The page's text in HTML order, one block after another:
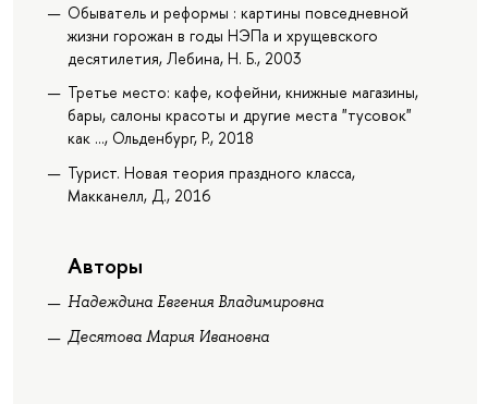
Обыватель и реформы : картины повседневной
жизни горожан в годы НЭПа и хрущевского
десятилетия, Лебина, Н. Б., 2003
Третье место: кафе, кофейни, книжные магазины,
бары, салоны красоты и другие места "тусовок"
как ..., Ольденбург, Р., 2018
Турист. Новая теория праздного класса,
Макканелл, Д., 2016
Авторы
Надеждина Евгения Владимировна
Десятова Мария Ивановна